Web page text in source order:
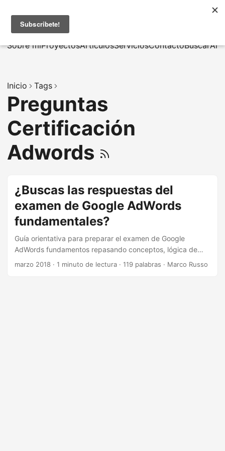
MarcusRB
Sobre míProyectosArtículosServiciosContactoBuscar
Inicio Tags
Preguntas
Certificación
Adwords
¿Buscas las respuestas del
examen de Google AdWords
fundamentales?
Guía orientativa para preparar el examen de Google
AdWords fundamentos repasando conceptos, lógica de
campaña y criterios de evaluación.
marzo 2018 · 1 minuto de lectura · 119 palabras · Marco Russo